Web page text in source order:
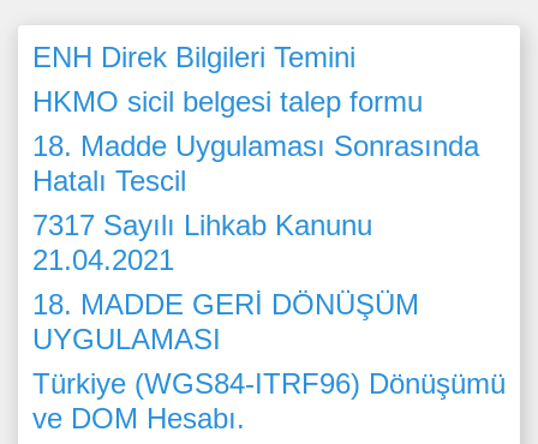
ENH Direk Bilgileri Temini
HKMO sicil belgesi talep formu
18. Madde Uygulaması Sonrasında
Hatalı Tescil
7317 Sayılı Lihkab Kanunu
21.04.2021
18. MADDE GERİ DÖNÜŞÜM
UYGULAMASI
Türkiye (WGS84-ITRF96) Dönüşümü
ve DOM Hesabı.